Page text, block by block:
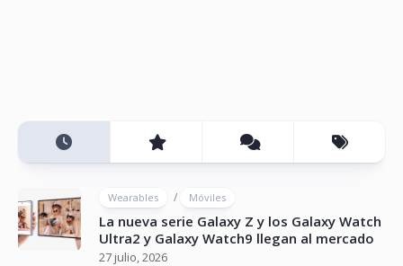
Wearables / Móviles
La nueva serie Galaxy Z y los Galaxy Watch
Ultra2 y Galaxy Watch9 llegan al mercado
27 julio, 2026